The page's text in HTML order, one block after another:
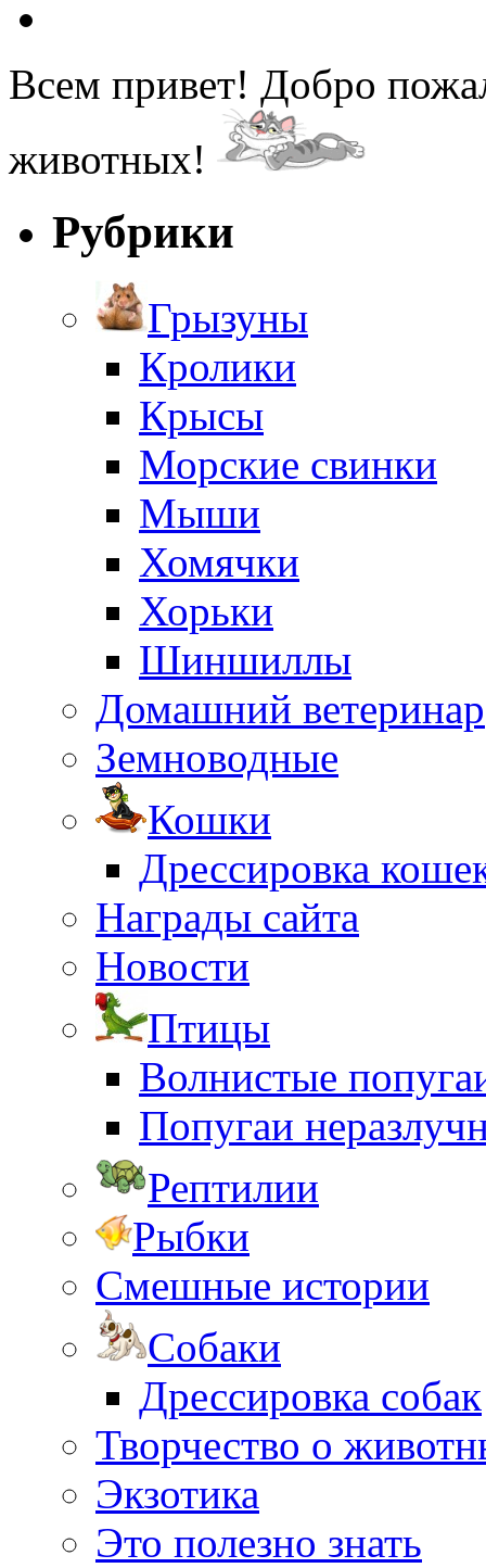
Всем привет! Добро
животных!
Рубрики
Грызуны
Кролики
Крысы
Морские свинки
Мыши
Хомячки
Хорьки
Шиншиллы
Домашний ветеринар
Земноводные
Кошки
Дрессировка
Награды сайта
Новости
Птицы
Волнистые
Попугаи
Рептилии
Рыбки
Смешные истории
Собаки
Дрессировка собак
Творчество о
Экзотика
Это полезно знать